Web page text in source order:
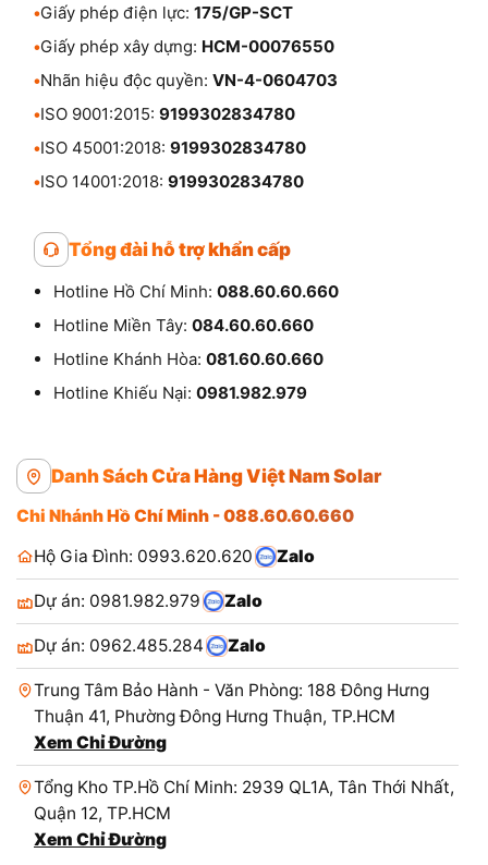
•Giấy phép điện lực: 175/GP-SCT
•Giấy phép xây dựng: HCM-00076550
•Nhãn hiệu độc quyền: VN-4-0604703
•ISO 9001:2015: 9199302834780
•ISO 45001:2018: 9199302834780
•ISO 14001:2018: 9199302834780
Tổng đài hỗ trợ khẩn cấp
Hotline Hồ Chí Minh: 088.60.60.660
Hotline Miền Tây: 084.60.60.660
Hotline Khánh Hòa: 081.60.60.660
Hotline Khiếu Nại: 0981.982.979
Danh Sách Cửa Hàng Việt Nam Solar
Chi Nhánh Hồ Chí Minh - 088.60.60.660
Hộ Gia Đình: 0993.620.620
Zalo
Dự án: 0981.982.979 Zalo
Dự án: 0962.485.284 Zalo
Trung Tâm Bảo Hành - Văn Phòng: 188 Đông Hưng
Thuận 41, Phường Đông Hưng Thuận, TP.HCM
Xem Chỉ Đường
Tổng Kho TP.Hồ Chí Minh: 2939 QL1A, Tân Thới Nhất,
Quận 12, TP.HCM
Xem Chỉ Đường